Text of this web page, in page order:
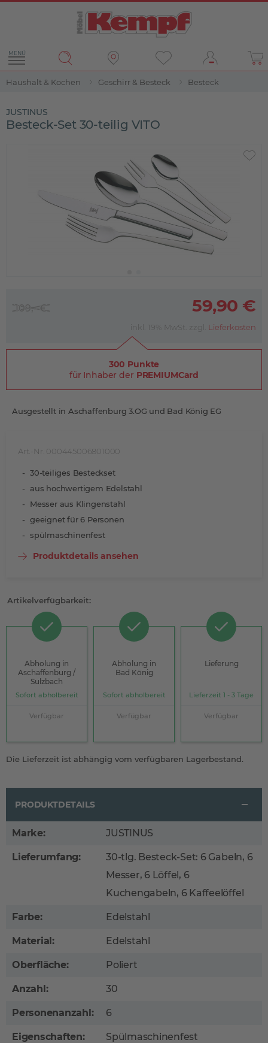
MENÜ
Haushalt & Kochen Geschirr & Besteck Besteck
JUSTINUS
Besteck-Set 30-teilig VITO
Art.-Nr. 000445006801000
30-teiliges Besteckset
aus hochwertigem Edelstahl
Messer aus Klingenstahl
geeignet für 6 Personen
spülmaschinenfest
Produktdetails ansehen
Artikelverfügbarkeit:
Abholung in
Aschaffenburg /
Sulzbach
Sofort abholbereit
Verfügbar
Abholung in
Bad König
Sofort abholbereit
Verfügbar
Lieferung
Lieferzeit 1 - 3 Tage
Verfügbar
Die Lieferzeit ist abhängig vom verfügbaren Lagerbestand.
59,90 €
109,- €
inkl. 19% MwSt. zzgl. Lieferkosten
300 Punkte
für Inhaber der PREMIUMCard
Ausgestellt in Aschaffenburg 3.OG und Bad König EG
PRODUKTDETAILS
Marke: JUSTINUS
Lieferumfang:
30-tlg. Besteck-Set: 6 Gabeln, 6
Messer, 6 Löffel, 6
Kuchengabeln, 6 Kaffeelöffel
Farbe: Edelstahl
Material: Edelstahl
Oberfläche: Poliert
Anzahl: 30
Personenanzahl: 6
Eigenschaften: Spülmaschinenfest